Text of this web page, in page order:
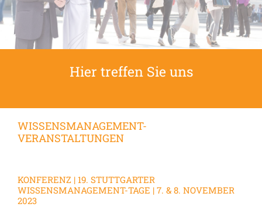
Hier treffen Sie uns
WISSENSMANAGEMENT-
VERANSTALTUNGEN
KONFERENZ | 19. STUTTGARTER
WISSENSMANAGEMENT-TAGE | 7. & 8. NOVEMBER
2023